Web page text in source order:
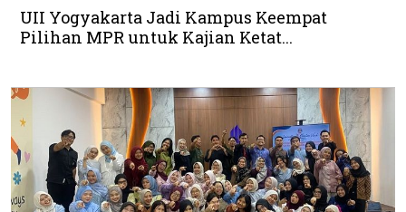
UII Yogyakarta Jadi Kampus Keempat
Pilihan MPR untuk Kajian Ketat...